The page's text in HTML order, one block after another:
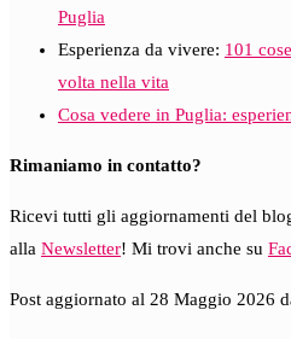
Puglia
Esperienza da vivere: 101
volta nella vita
Cosa vedere in Puglia:
Rimaniamo in contatto?
Ricevi tutti gli aggiornamenti del
alla Newsletter! Mi trovi anche su
Post aggiornato al 28 Maggio 2026